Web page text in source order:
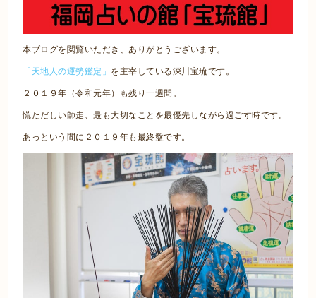
本ブログを閲覧いただき、ありがとうございます。
「天地人の運勢鑑定」 を主宰している深川宝琉です。
２０１９年（令和元年）も残り一週間。
慌ただしい師走、最も大切なことを最優先しながら過ごす時です。
あっという間に２０１９年も最終盤です。